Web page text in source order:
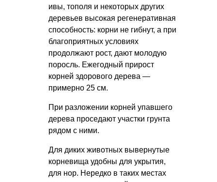
ивы, тополя и некоторых других
деревьев высокая регенеративная
способность: корни не гибнут, а при
благоприятных условиях
продолжают рост, дают молодую
поросль. Ежегодный прирост
корней здорового дерева —
примерно 25 см.
При разложении корней упавшего
дерева проседают участки грунта
рядом с ними.
Для диких животных вывернутые
корневища удобны для укрытия,
для нор. Нередко в таких местах